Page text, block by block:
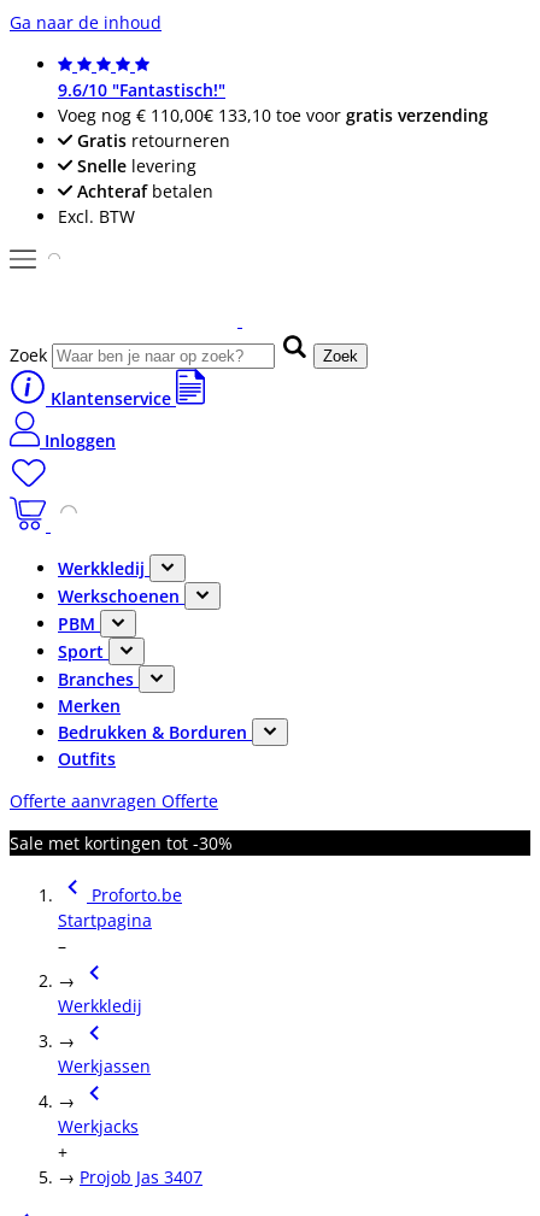
Ga naar de inhoud
9.6/10 "Fantastisch!"
Voeg nog € 110,00€ 133,10 toe voor gratis verzending
Gratis retourneren
Snelle levering
Achterafbetalen
Excl. BTW
Zoek Zoek
Klantenservice
Inloggen
Werkkledij
Werkschoenen
PBM
Sport
Branches
Merken
Bedrukken & Borduren
Outfits
Offerte aanvragen Offerte
Sale met kortingen tot -30%
Proforto.be
Startpagina
–
→
Werkkledij
→
Werkjassen
→
Werkjacks
+
→ Projob Jas 3407